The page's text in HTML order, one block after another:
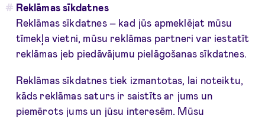
Reklāmas sīkdatnes
Reklāmas sīkdatnes – kad jūs apmeklējat mūsu
tīmekļa vietni, mūsu reklāmas partneri var iestatīt
reklāmas jeb piedāvājumu pielāgošanas sīkdatnes.
Reklāmas sīkdatnes tiek izmantotas, lai noteiktu,
kāds reklāmas saturs ir saistīts ar jums un
piemērots jums un jūsu interesēm. Mūsu